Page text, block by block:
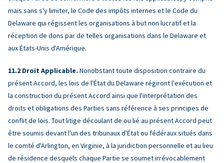
mais sans s'y limiter, le Code des impôts internes et le Code du
Delaware qui régissent les organisations à but non lucratif et la
réception de dons par de telles organisations dans le Delaware et
aux États-Unis d'Amérique.
Droit Applicable. Nonobstant toute disposition contraire du
présent Accord, les lois de l'État du Delaware régiront l'exécution et
la construction du présent Accord ainsi que l'interprétation des
droits et obligations des Parties sans référence à ses principes de
conflit de lois. Tout litige découlant de ou lié au présent Accord peut
être soumis devant l'un des tribunaux d'État ou fédéraux situés dans
le comté d'Arlington, en Virginie, à la juridiction personnelle et au lieu
de résidence desquels chaque Partie se soumet irrévocablement